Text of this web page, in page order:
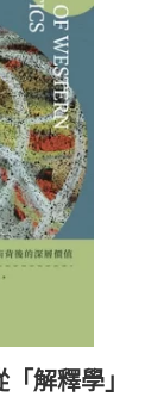
情趣用品
解釋學」